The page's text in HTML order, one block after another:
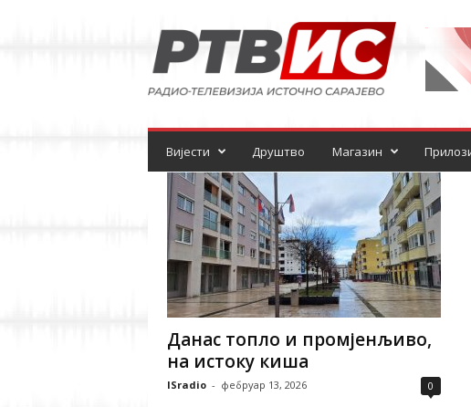
и
о
т
л
Вијести Друштво Магазин
Данас топло и промјенљиво,
на истоку киша
ISradio - фебруар 13, 2026 0